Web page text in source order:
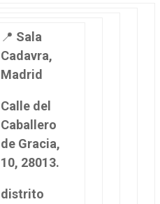
📍 Sala
Cadavra,
Madrid
Calle del
Caballero
de Gracia,
10, 28013.
distrito